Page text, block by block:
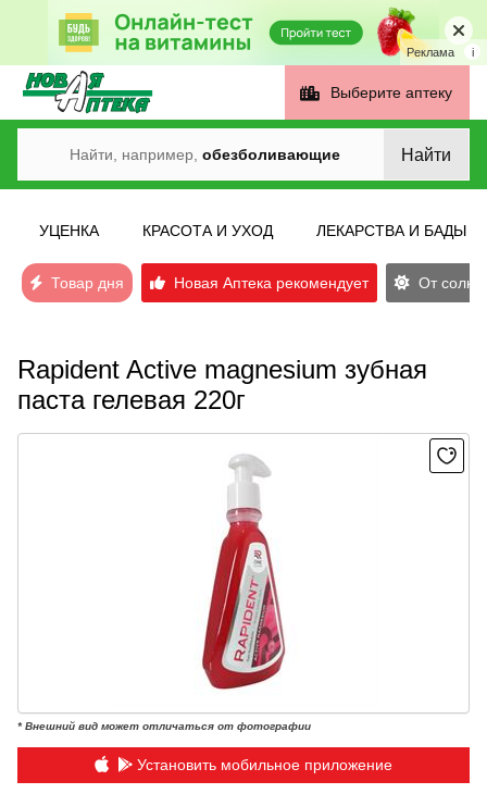
Реклама i
Выберите аптеку
Найти, например, обезболивающие Найти
УЦЕНКА КРАСОТА И УХОД ЛЕКАРСТВА И БАДЫ
Товар дня Новая Аптека рекомендует От
Rapident Active magnesium зубная
паста гелевая 220г
* Внешний вид может отличаться от фотографии
Установить мобильное приложение